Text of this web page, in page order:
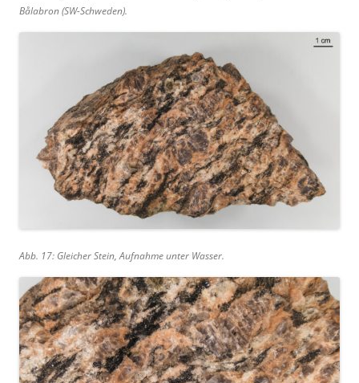
Bålabron (SW-Schweden).
Abb. 17: Gleicher Stein, Aufnahme unter Wasser.